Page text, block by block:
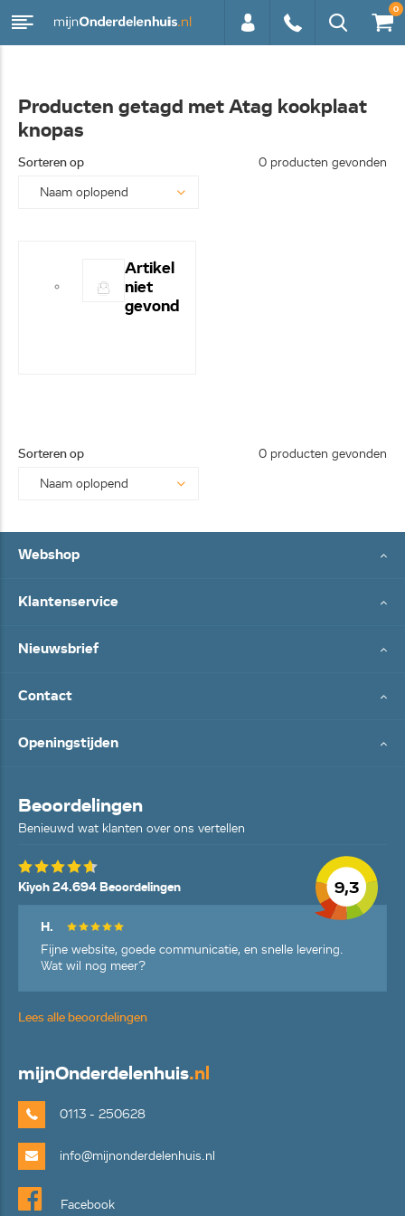
0
Producten getagd met Atag kookplaat
knopas
Sorteren op 0 producten gevonden
Artikel
niet
gevond
Sorteren op 0 producten gevonden
Webshop
Klantenservice
Nieuwsbrief
Contact
Openingstijden
Beoordelingen
Benieuwd wat klanten over ons vertellen
9,3
Kiyoh 24.694 Beoordelingen
H.
Fijne website, goede communicatie, en snelle levering.
Wat wil nog meer?
Lees alle beoordelingen
mijnOnderdelenhuis.nl
0113 - 250628
info@mijnonderdelenhuis.nl
Facebook